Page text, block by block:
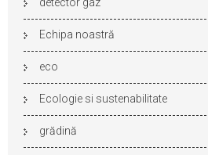
Echipa noastră
eco
Ecologie si sustenabilitate
grădină